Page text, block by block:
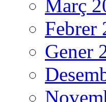
Març
Febrer
Gener